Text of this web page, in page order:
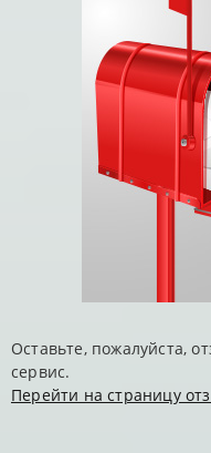
Оставьте, пожалуйста,
сервис.
Перейти на страницу